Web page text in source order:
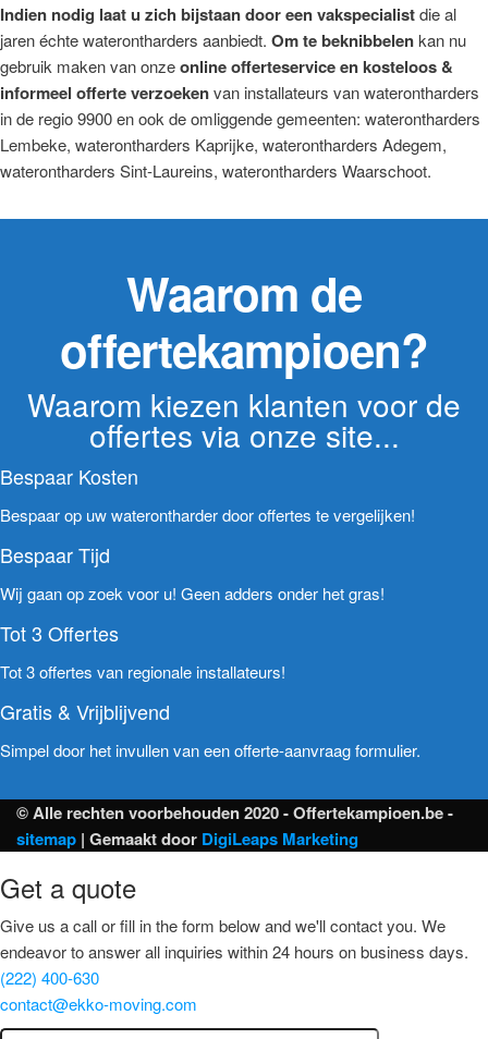
Indien nodig laat u zich bijstaan door een vakspecialistdie al
jaren échte waterontharders aanbiedt. Om te beknibbelenkan nu
gebruik maken van onzeonline offerteservice en kosteloos &
informeel offerte verzoekenvan installateurs van waterontharders
in de regio 9900 en ook de omliggende gemeenten: waterontharders
Lembeke, waterontharders Kaprijke, waterontharders Adegem,
waterontharders Sint-Laureins, waterontharders Waarschoot.
Waarom de
offertekampioen?
Waarom kiezen klanten voor de
offertes via onze site...
Bespaar Kosten
Bespaar op uw waterontharder door offertes te vergelijken!
Bespaar Tijd
Wij gaan op zoek voor u! Geen adders onder het gras!
Tot 3 Offertes
Tot 3 offertes van regionale installateurs!
Gratis & Vrijblijvend
Simpel door het invullen van een offerte-aanvraag formulier.
© Alle rechten voorbehouden 2020 - Offertekampioen.be -
sitemap | Gemaakt door DigiLeaps Marketing
Get a quote
Give us a call or fill in the form below and we'll contact you. We
endeavor to answer all inquiries within 24 hours on business days.
(222) 400-630
contact@ekko-moving.com